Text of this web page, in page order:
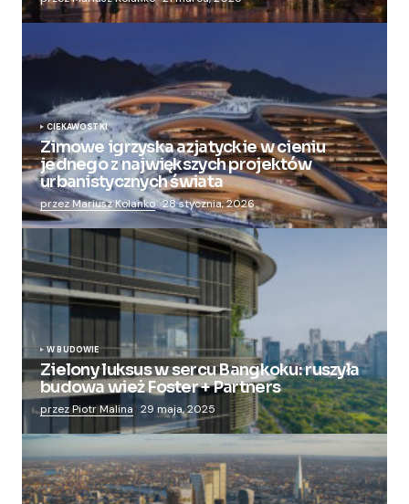
CIEKAWOSTKI
Zimowe igrzyska azjatyckie w cieniu
jednego z największych projektów
urbanistycznych świata
przez Mariusz Kolanko 28 stycznia, 2026
W BUDOWIE
Zielony luksus w sercu Bangkoku: ruszyła
budowa wież Foster + Partners
przez Piotr Malina 29 maja, 2025